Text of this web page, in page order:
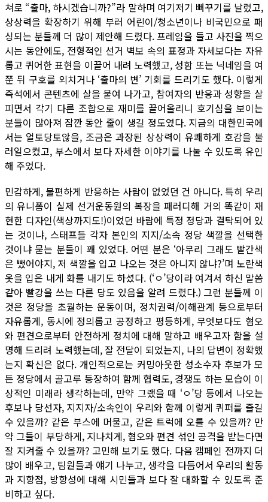
쳐로 “출마, 하시겠습니까?”라 말하며 여기저기 뻐꾸기를 날렸고,
상상력을 확장하기 위해 부러 어린이/청소년이나 비국민으로 패
싱되는 분들께 더 많이 제안해 드렸다. 프레임을 들고 사진을 찍으
시는 동안에도, 전형적인 선거 벽보 속의 표정과 자세보다는 자유
롭고 퀴어한 표현을 이끌어 내려 노력했고, 성함 또는 닉네임을 여
쭌 뒤 구호를 외치거나 ‘출마의 변’ 기회를 드리기도 했다. 이렇게
즉석에서 콘텐츠에 살을 붙여 나가고, 참여자의 반응과 성향을 살
피면서 각기 다른 조합으로 재미를 끌어올리니 호기심을 보이는
분들이 많아져 잠깐 동안 줄이 생길 정도였다. 지금의 대한민국에
서는 얼토당토않을, 조금은 과장된 상상력이 유쾌하게 호감을 불
러일으켰고, 부스에서 보다 자세한 이야기를 나눌 수 있도록 유인
해 주었다.
민감하게, 불편하게 반응하는 사람이 없었던 건 아니다. 특히 우리
의 유니폼이 실제 선거운동원의 복장을 패러디해 거의 똑같이 재
현한 디자인(색상까지도!)이었던 바람에 특정 정당과 결탁되어 있
는 것이냐, 스태프들 각자 본인의 지지/소속 정당 색깔을 선택한
것이냐 묻는 분들이 꽤 있었다. 어떤 분은 ‘아무리 그래도 빨간색
은 뺐어야지, 저 색깔을 입고 나오는 것은 아니지 않냐?’며 노란색
옷을 입은 내게 화를 내기도 하셨다. (‘ㅇ’당이라 여겨서 하신 말씀
같아 빨강을 쓰는 다른 당도 있음을 알려 드렸다.) 그런 분들께 이
것은 정당을 초월하는 운동이며, 정치권력/이해관계 등으로부터
자유롭게, 동시에 정의롭고 공정하고 평등하게, 무엇보다도 혐오
와 편견으로부터 안전하게 정치에 대해 말하고 배우고자 함을 설
명해 드리려 노력했는데, 잘 전달이 되었는지, 나의 답변이 정확했
는지 확신은 없다. 개인적으로는 커밍아웃한 성소수자 후보가 모
든 정당에서 골고루 등장하여 함께 협력도, 경쟁도 하는 모습이 이
상적인 미래라 생각하는데, 만약 그랬을 때 ‘ㅇ’당 등에서 나오는
후보나 당선자, 지지자/소속인이 우리와 함께 이렇게 퀴퍼를 즐길
수 있을까? 같은 부스에 머물고, 같은 트럭에 오를 수 있을까? 만
약 그들이 부당하게, 지나치게, 혐오와 편견 섞인 공격을 받는다면
잘 지켜줄 수 있을까? 고민해 보기도 했다. 다음 캠페인 전까지 더
많이 배우고, 팀원들과 얘기 나누고, 생각을 다듬어서 우리의 활동
과 지향점, 방향성에 대해 시민들과 보다 잘 대화할 수 있도록 준
비하고 싶다.